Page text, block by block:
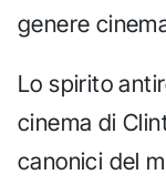
genere
Lo spirito
cinema di
canonici del